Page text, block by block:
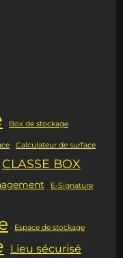
Box de stockage
Calculateur de surface
CLASSE BOX
E-Signature
Espace de stockage
Lieu sécurisé